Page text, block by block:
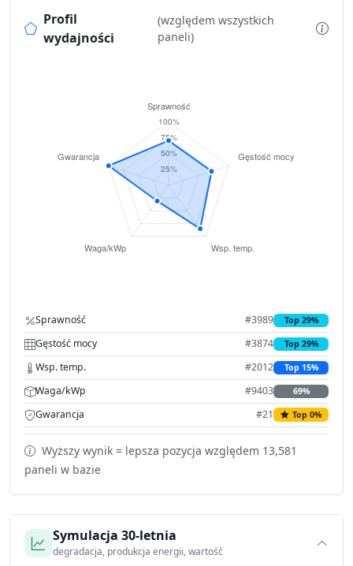
Profil
wydajności
(względem wszystkich
paneli)
Sprawność #3989 Top 29%
Gęstość mocy #3874 Top 29%
Wsp. temp. #2012 Top 15%
Waga/kWp #9403 69%
Gwarancja #21 Top 0%
Wyższy wynik = lepsza pozycja względem 13,581
paneli w bazie
Symulacja 30-letnia
degradacja, produkcja energii, wartość